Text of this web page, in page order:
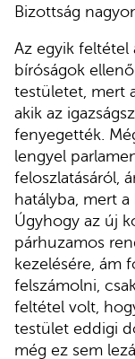
Bizottság
Az egyik feltétel
bíróságok
testületet, mert
akik az
fenyegették.
lengyel
feloszlatásáról,
hatályba, mert
Úgyhogy az új
párhuzamos
kezelésére, ám
felszámolni,
feltétel volt,
testület eddigi
még ez sem